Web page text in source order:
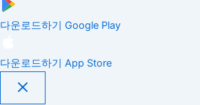
다운로드하기 Google Play
다운로드하기 App Store